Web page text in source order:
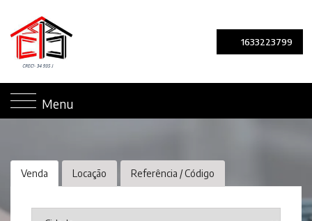
1633223799
Menu
Venda Locação Referência / Código